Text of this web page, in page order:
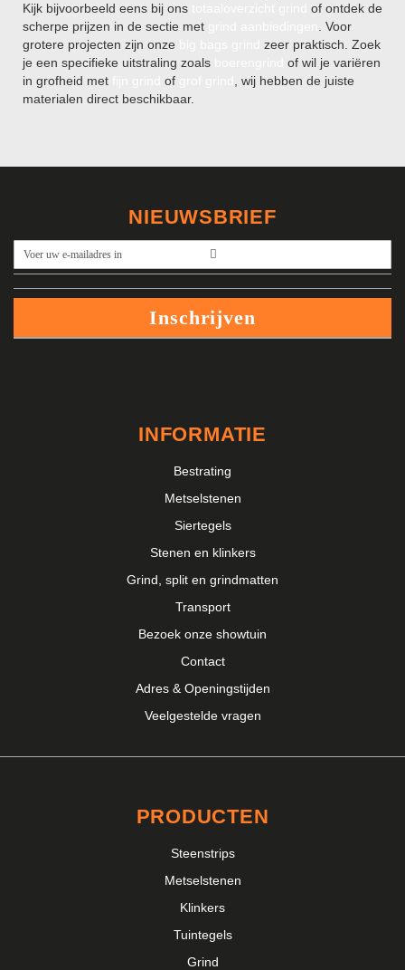
Kijk bijvoorbeeld eens bij ons
of ontdek de
scherpe prijzen in de sectie met
. Voor
grotere projecten zijn onze
zeer praktisch. Zoek
je een specifieke uitstraling zoals
of wil je variëren
in grofheid met
of
, wij hebben de juiste
materialen direct beschikbaar.
NIEUWSBRIEF
Abonneer
u
onze
nieuwsbrief
Inschrijven
INFORMATIE
Bestrating
Metselstenen
Siertegels
Stenen en klinkers
Grind, split en grindmatten
Transport
Bezoek onze showtuin
Contact
Adres & Openingstijden
Veelgestelde vragen
PRODUCTEN
Steenstrips
Metselstenen
Klinkers
Tuintegels
Grind